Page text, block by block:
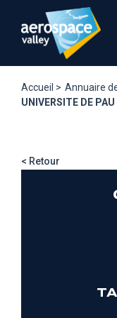
contenu
Accueil > Annuaire
UNIVERSITE DE
< Retour